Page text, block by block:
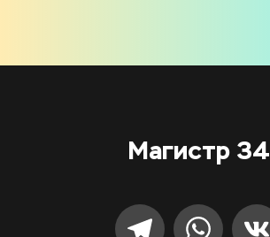
Магистр 34